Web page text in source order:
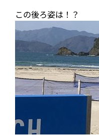
この後ろ姿は！？